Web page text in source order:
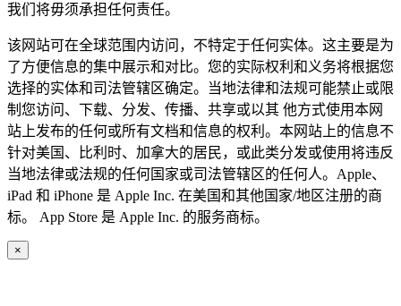
我们将毋须承担任何责任。
该网站可在全球范围内访问，不特定于任何实体。这主要是为
了方便信息的集中展示和对比。您的实际权利和义务将根据您
选择的实体和司法管辖区确定。当地法律和法规可能禁止或限
制您访问、下载、分发、传播、共享或以其 他方式使用本网
站上发布的任何或所有文档和信息的权利。本网站上的信息不
针对美国、比利时、加拿大的居民，或此类分发或使用将违反
当地法律或法规的任何国家或司法管辖区的任何人。Apple、
iPad 和 iPhone 是 Apple Inc. 在美国和其他国家/地区注册的商
标。 App Store 是 Apple Inc. 的服务商标。
×